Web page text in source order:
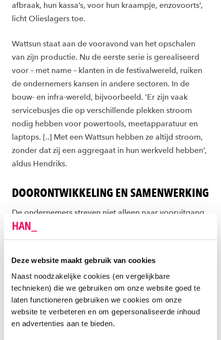
Deze website maakt gebruik van cookies
Naast noodzakelijke cookies (en vergelijkbare
technieken) die we gebruiken om onze website goed te
laten functioneren gebruiken we cookies om onze
website te verbeteren en om gepersonaliseerde inhoud
en advertenties aan te bieden.
afbraak, hun kassa’s, voor hun kraampje, enzovoorts’,
licht Olieslagers toe.
Wattsun staat aan de vooravond van het opschalen
van zijn productie. Nu de eerste serie is gerealiseerd
voor – met name – klanten in de festivalwereld, ruiken
de ondernemers kansen in andere sectoren. In de
bouw- en infra-wereld, bijvoorbeeld. ‘Er zijn vaak
servicebusjes die op verschillende plekken stroom
nodig hebben voor powertools, meetapparatuur en
laptops. [..] Met een Wattsun hebben ze altijd stroom,
zonder dat zij een aggregaat in hun werkveld hebben’,
aldus Hendriks.
DOORONTWIKKELING EN SAMENWERKING
De ondernemers streven niet alleen naar vooruitgang
in kwantitatieve zin. Ze denken ook na over de
doorontwikkeling van hun product. Hun relatie met
kunnen bijvoorbeeld onderzoek doen, in opdracht van
het bedrijf. Koen: ‘We willen dat je straks op een app
de Wattsun live op afstand kunt lezen. Daar hoort een
ontwikkelingstraject bij, waarbij studenten het
vooronderzoek kunnen doen en wellicht ideeën